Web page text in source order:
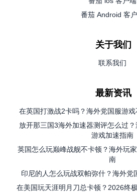
番茄 Android 客
关于我们
联系我们
最新资讯
在英国打激战2卡吗？海外党国服游
放开那三国3海外加速器测评怎么过
游戏加速指南
英国怎么玩巅峰战舰不卡顿？海外玩
南
印尼的人怎么玩战双帕弥什？海外党
在美国玩天涯明月刀总卡顿？2026终